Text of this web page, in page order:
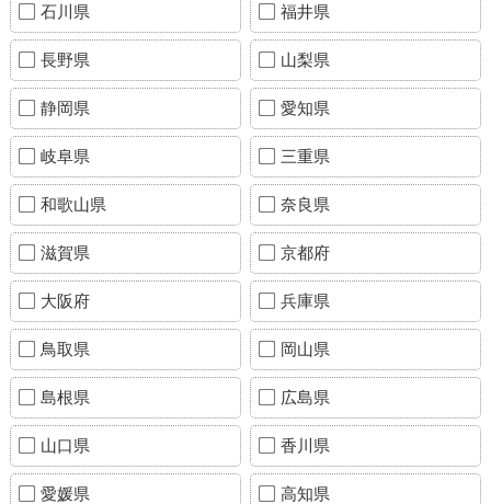
石川県 福井県
長野県 山梨県
静岡県 愛知県
岐阜県 三重県
和歌山県 奈良県
滋賀県 京都府
大阪府 兵庫県
鳥取県 岡山県
島根県 広島県
山口県 香川県
愛媛県 高知県